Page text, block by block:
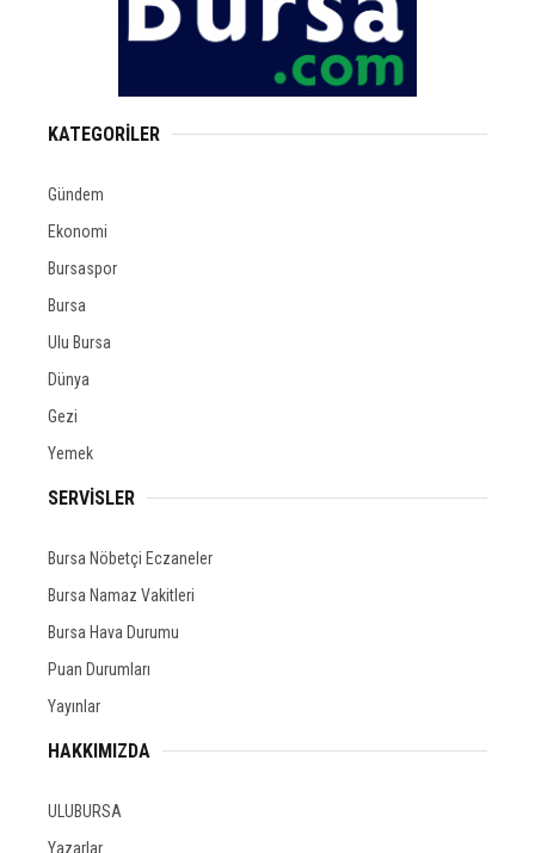
KATEGORİLER
Gündem
Ekonomi
Bursaspor
Bursa
Ulu Bursa
Dünya
Gezi
Yemek
SERVİSLER
Bursa Nöbetçi Eczaneler
Bursa Namaz Vakitleri
Bursa Hava Durumu
Puan Durumları
Yayınlar
HAKKIMIZDA
ULUBURSA
Yazarlar